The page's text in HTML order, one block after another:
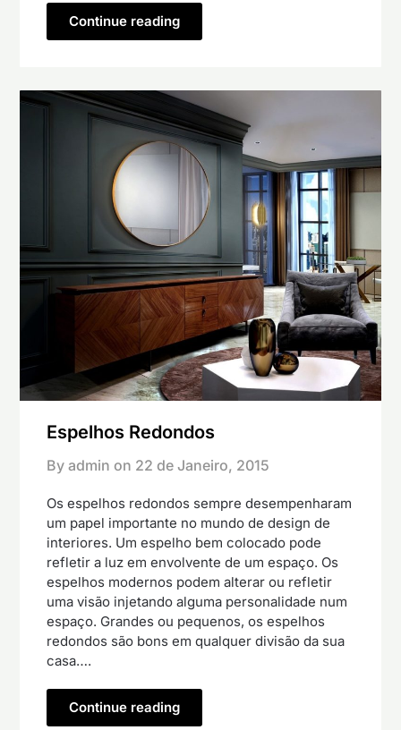
Continue reading
Espelhos Redondos
By admin on 22 de Janeiro, 2015
Os espelhos redondos sempre desempenharam
um papel importante no mundo de design de
interiores. Um espelho bem colocado pode
refletir a luz em envolvente de um espaço. Os
espelhos modernos podem alterar ou refletir
uma visão injetando alguma personalidade num
espaço. Grandes ou pequenos, os espelhos
redondos são bons em qualquer divisão da sua
casa….
Continue reading